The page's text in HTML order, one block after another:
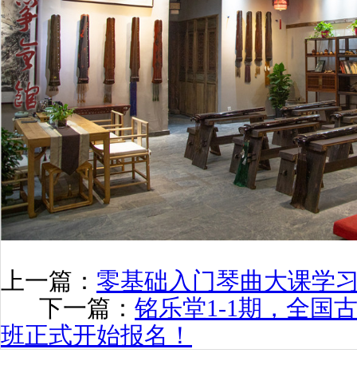
上一篇： 零基础入门琴曲大课学
下一篇： 铭乐堂1-1期，全国
班正式开始报名！